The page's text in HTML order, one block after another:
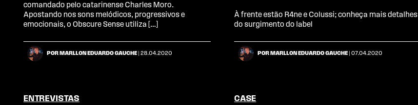
comandado pelo catarinense Charles Moro.
Apostando nos sons melódicos, progressivos e
emocionais, o Obscure Sense utiliza […]
POR MARLLON EDUARDO GAUCHE | 28.04.2020
À frente estão R4ne e Colussi; conheça mais detalhes
do surgimento do label
POR MARLLON EDUARDO GAUCHE | 07.04.2020
ENTREVISTAS CASE